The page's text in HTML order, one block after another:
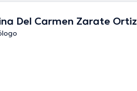
Del Carmen Zarate Ortiz